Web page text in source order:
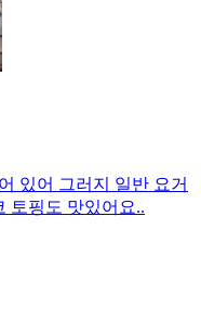
있어 그러지 일반 요거
토핑도 맛있어요..